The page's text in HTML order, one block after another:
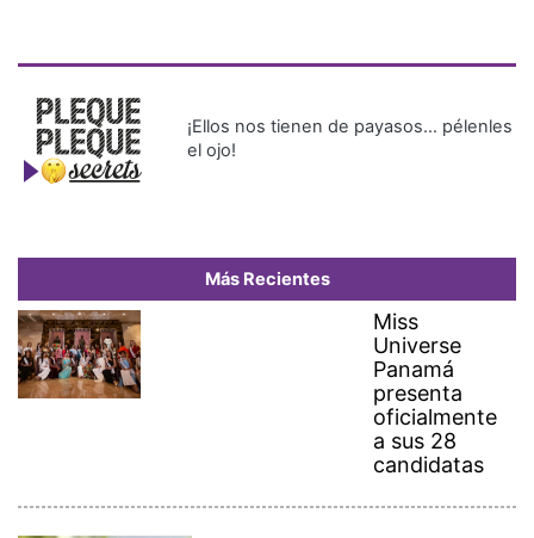
¡Ellos nos tienen de payasos… pélenles
el ojo!
Más Recientes
Miss
Universe
Panamá
presenta
oficialmente
a sus 28
candidatas